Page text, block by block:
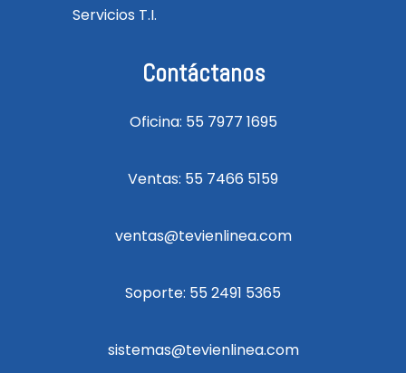
Servicios T.I.
Contáctanos
Oficina: 55 7977 1695
Ventas: 55 7466 5159
ventas@tevienlinea.com
Soporte: 55 2491 5365
sistemas@tevienlinea.com